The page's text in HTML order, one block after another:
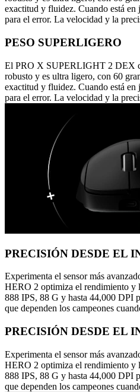
exactitud y fluidez. Cuando está
para el error. La velocidad y la
PESO SUPERLIGERO
El PRO X SUPERLIGHT 2 DEX
robusto y es ultra ligero, con 60
exactitud y fluidez. Cuando está
para el error. La velocidad y la
PRECISIÓN DESDE EL
Experimenta el sensor más
HERO 2 optimiza el rendimiento y
888 IPS, 88 G y hasta 44,000 DPI
que dependen los campeones
PRECISIÓN DESDE EL
Experimenta el sensor más
HERO 2 optimiza el rendimiento y
888 IPS, 88 G y hasta 44,000 DPI
que dependen los campeones